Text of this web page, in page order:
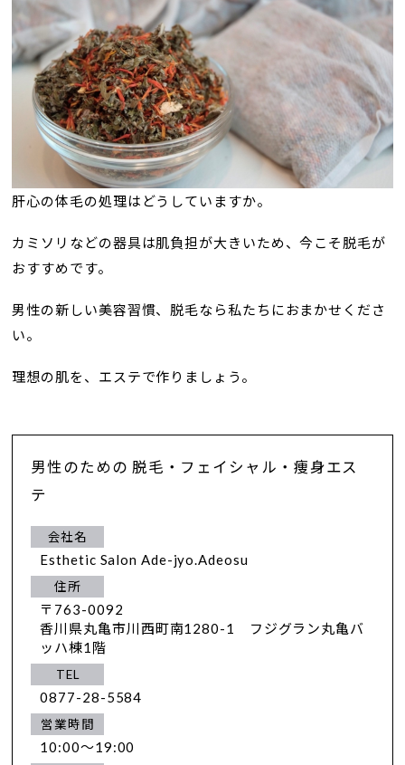
肝心の体毛の処理はどうしていますか。
カミソリなどの器具は肌負担が大きいため、今こそ脱毛が
おすすめです。
男性の新しい美容習慣、脱毛なら私たちにおまかせくださ
い。
理想の肌を、エステで作りましょう。
男性のための 脱毛・フェイシャル・痩身エス
テ
会社名
Esthetic Salon Ade-jyo.Adeosu
住所
〒763-0092
香川県丸亀市川西町南1280-1 フジグラン丸亀バ
ッハ棟1階
TEL
0877-28-5584
営業時間
10:00～19:00